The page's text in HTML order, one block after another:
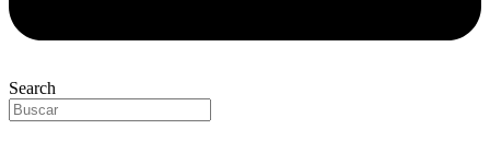
Search